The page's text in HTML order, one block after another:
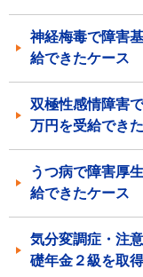
神経梅毒で障害
給できたケース
双極性感情障害
万円を受給でき
うつ病で障害厚
給できたケース
気分変調症・注
礎年金２級を取